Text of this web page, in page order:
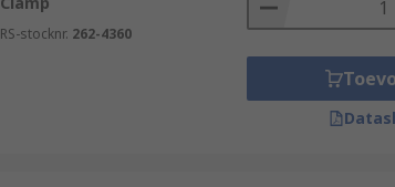
RS-stocknr. 262-4360